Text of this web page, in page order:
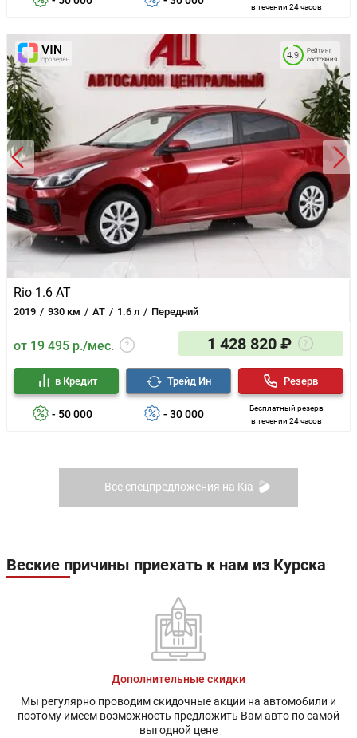
в течении 24 часов
Rio 1.6 AT
2019 930 км AT 1.6 л Передний
Рейтинг
состояния
4.9
от 19 495 р./мес. 1 428 820 ₽
- 50 000
в Кредит
- 30 000
Трейд Ин
Бесплатный резерв
в течении 24 часов
Резерв
Все спецпредложения на Kia
Веские причины приехать к нам из Курска
Дополнительные скидки
Мы регулярно проводим скидочные акции на автомобили и
поэтому имеем возможность предложить Вам авто по самой
выгодной цене